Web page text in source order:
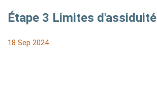
Étape 3 Limites d'assiduité
18 Sep 2024